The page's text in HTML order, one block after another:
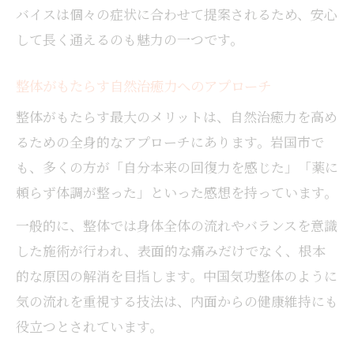
バイスは個々の症状に合わせて提案されるため、安心
して長く通えるのも魅力の一つです。
整体がもたらす自然治癒力へのアプローチ
整体がもたらす最大のメリットは、自然治癒力を高め
るための全身的なアプローチにあります。岩国市で
も、多くの方が「自分本来の回復力を感じた」「薬に
頼らず体調が整った」といった感想を持っています。
一般的に、整体では身体全体の流れやバランスを意識
した施術が行われ、表面的な痛みだけでなく、根本
的な原因の解消を目指します。中国気功整体のように
気の流れを重視する技法は、内面からの健康維持にも
役立つとされています。